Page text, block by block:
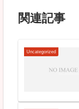
関連記事
Uncategorized